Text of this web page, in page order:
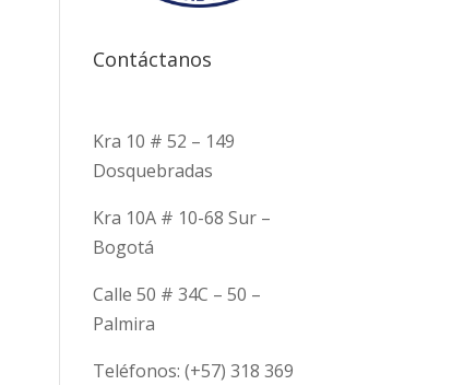
Contáctanos
Kra 10 # 52 – 149
Dosquebradas
Kra 10A # 10-68 Sur –
Bogotá
Calle 50 # 34C – 50 –
Palmira
Teléfonos: (+57) 318 369